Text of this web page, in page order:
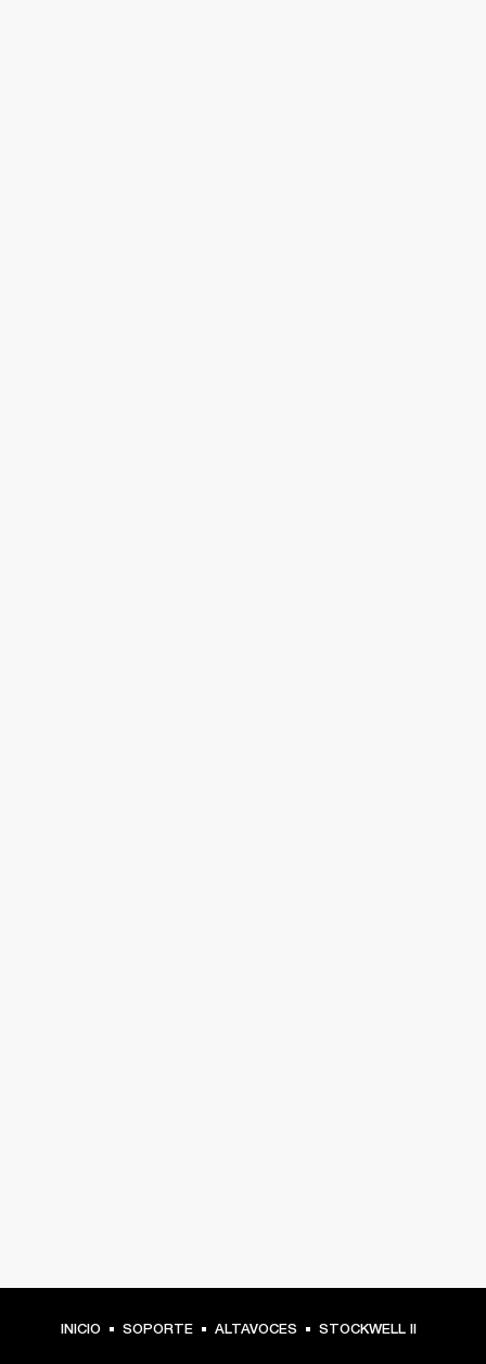
INICIO SOPORTE ALTAVOCES STOCKWELL II